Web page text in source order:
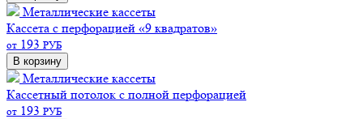
Металлические кассеты
Кассета с перфорацией «9 квадратов»
от 193 РУБ
В корзину
Металлические кассеты
Кассетный потолок с полной перфорацией
от 193 РУБ